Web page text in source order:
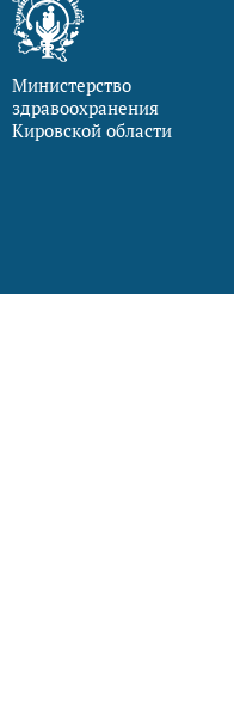
Министерство
здравоохранения
Кировской области